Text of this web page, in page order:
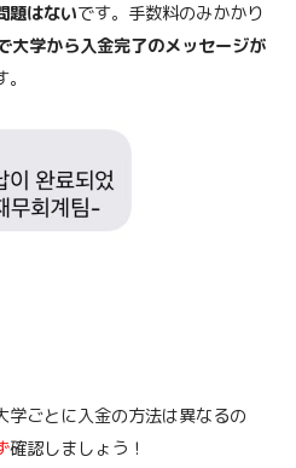
題はないです。手数料のみかかり
大学から入金完了のメッセージが
学ごとに入金の方法は異なるの
確認しましょう！